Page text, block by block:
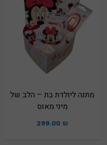
מתנה ליולדת בת – הלב של
מיני מאוס
299.00 ₪